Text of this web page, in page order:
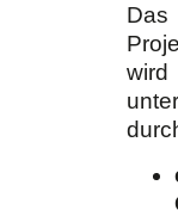
Das
wird